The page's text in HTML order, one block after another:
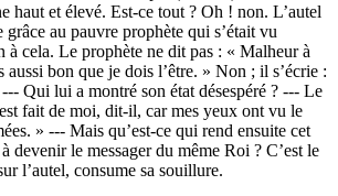
haut et élevé. Est-ce tout ? Oh ! non. L’autel
grâce au pauvre prophète qui s’était vu
à cela. Le prophète ne dit pas : « Malheur à
aussi bon que je dois l’être. » Non ; il s’écrie :
Qui lui a montré son état désespéré ? --- Le
fait de moi, dit-il, car mes yeux ont vu le
» --- Mais qu’est-ce qui rend ensuite cet
devenir le messager du même Roi ? C’est le
l’autel, consume sa souillure.